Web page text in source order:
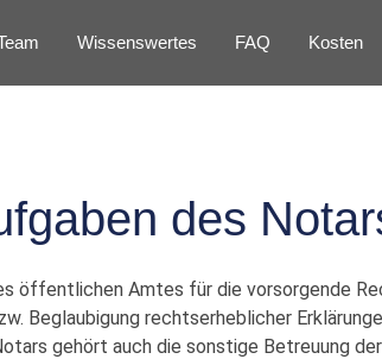
Wissenswertes FAQ Kosten
des
öffentlichen Amtes für die vorsorgende
Beglaubigung rechtserheblicher
gehört auch die sonstige Betreuung